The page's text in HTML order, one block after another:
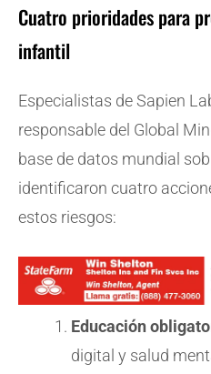
Cuatro prioridades para
infantil
Especialistas de Sapien
responsable del Global
base de datos mundial
identificaron cuatro
estos riesgos:
Educación
digital y salud